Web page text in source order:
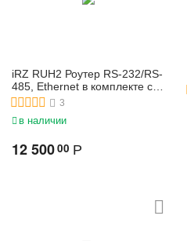
iRZ RUH2 Роутер RS-232/RS-
485, Ethernet в комплекте с
антенной и блоком питания
3
в наличии
12 50000 Р